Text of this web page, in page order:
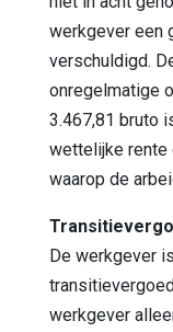
werkgever een
verschuldigd.
onregelmatige
3.467,81 bruto
wettelijke rente
waarop de
De werkgever
werkgever